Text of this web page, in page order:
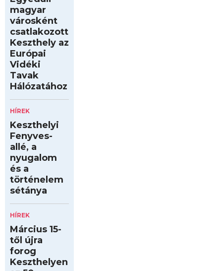
magyar
városként
csatlakozott
Keszthely az
Európai
Vidéki
Tavak
Hálózatához
HÍREK
Keszthelyi
Fenyves-
allé, a
nyugalom
és a
történelem
sétánya
HÍREK
Március 15-
től újra
forog
Keszthelyen